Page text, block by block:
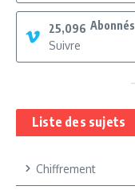
25,096 Abonnés
Suivre
Liste des sujets
Chiffrement